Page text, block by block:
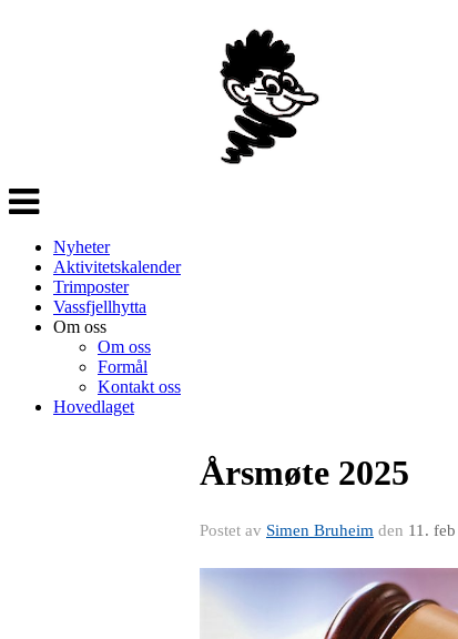
Veksle
navigasjon
Nyheter
Aktivitetskalender
Trimposter
Vassfjellhytta
Om oss
Om oss
Formål
Kontakt oss
Hovedlaget
Årsmøte 2025
Postet av Simen Bruheim den 11.